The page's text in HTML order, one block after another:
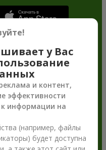
у Вас
и контент,
эффективности
информации на
(например, файлы
будет доступна